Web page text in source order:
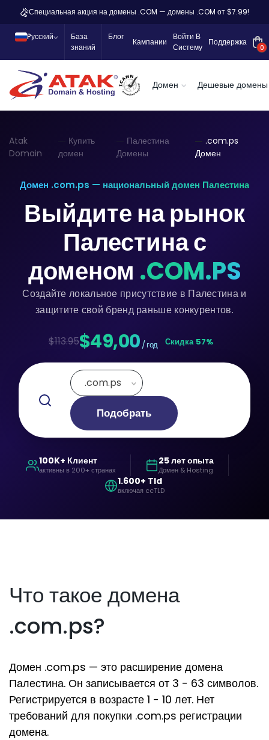
Специальная акция на домены .COM — домены .COM от $7.99!
Pусский
База
знаний
Блог
Кампании
Войти В
Систему
Поддержка
0
Домен Дешевые домены
Atak
Domain
Купить
домен
Палестина
Домены
.com.ps
Домен
Домен .com.ps — национальный домен Палестина
Выйдите на рынок
Палестина с
доменом .COM.PS
Создайте локальное присутствие в Палестина и
защитите свой бренд раньше конкурентов.
$113.95$49,00 / год Скидка 57%
.com.ps
Подобрать
100K+ Клиент
активны в 200+ странах
25 лет опыта
Домен & Hosting
1.600+ Tld
включая ccTLD
Что такое домена
.com.ps?
Домен .com.ps — это расширение домена
Палестина. Он записывается от 3 - 63 символов.
Регистрируется в возрасте 1 - 10 лет. Нет
требований для покупки .com.ps регистрации
домена.